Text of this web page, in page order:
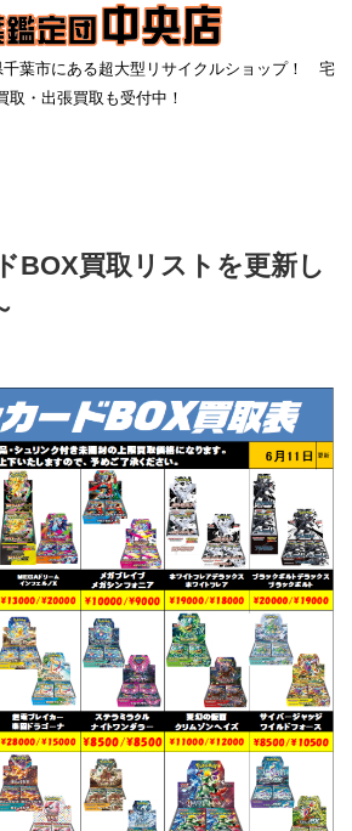
千葉市にある超大型リサイクルショップ！ 宅
取・出張買取も受付中！
BOX買取リストを更新し